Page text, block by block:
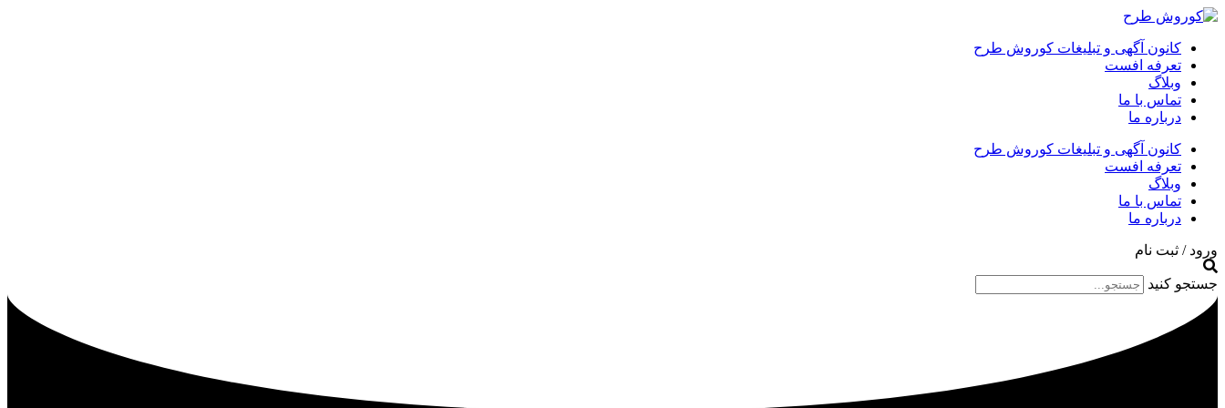
کانون آگهی و تبلیغات کوروش طرح
تعرفه افست
وبلاگ
تماس با ما
درباره ما
کانون آگهی و تبلیغات کوروش طرح
تعرفه افست
وبلاگ
تماس با ما
درباره ما
ورود / ثبت نام
جستجو کنید